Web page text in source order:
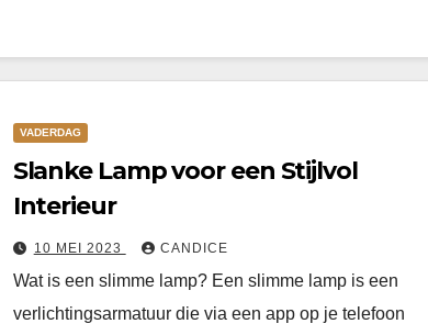
VADERDAG
Slanke Lamp voor een Stijlvol
Interieur
10 MEI 2023 CANDICE
Wat is een slimme lamp? Een slimme lamp is een
verlichtingsarmatuur die via een app op je telefoon